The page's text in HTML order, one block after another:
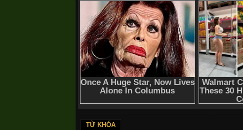
TỪ KHÓA